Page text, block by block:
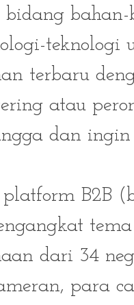
teknologi
terbaru
atau
dan ingin
B2B
dari 34
para